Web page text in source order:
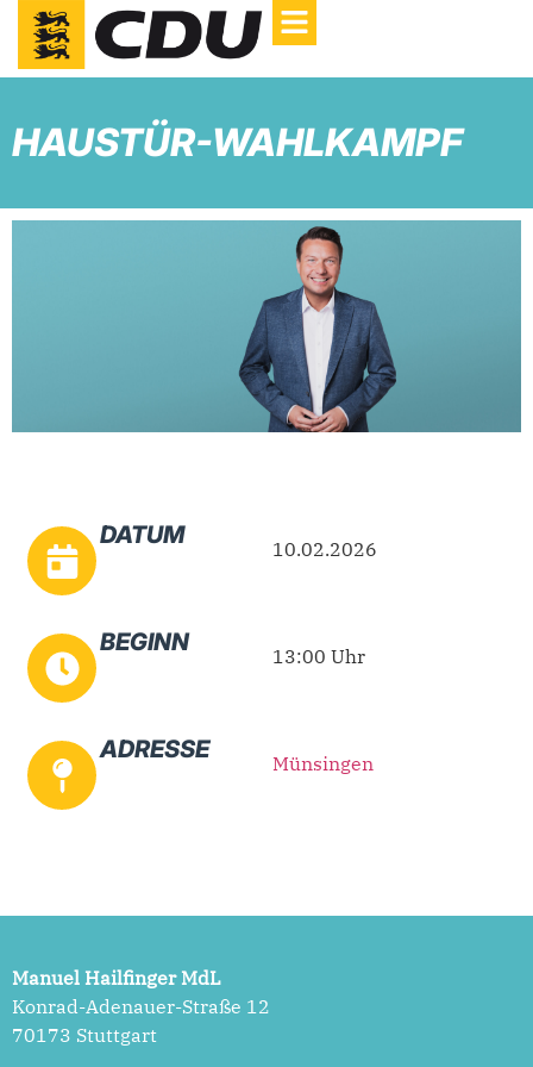
HAUSTÜR-WAHLKAMPF
DATUM 10.02.2026
BEGINN 13:00 Uhr
ADRESSE Münsingen
Manuel Hailfinger MdL
Konrad-Adenauer-Straße 12
70173 Stuttgart